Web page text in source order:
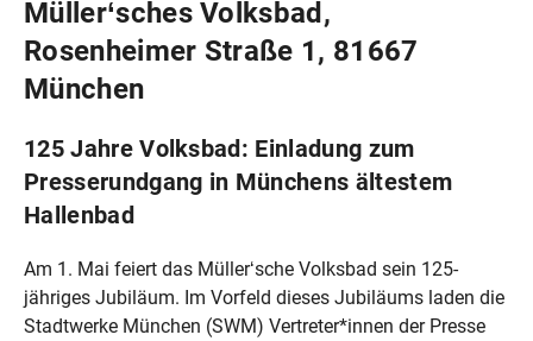
Müller‘sches Volksbad,
Rosenheimer Straße 1, 81667
München
125 Jahre Volksbad: Einladung zum
Presserundgang in Münchens ältestem
Hallenbad
Am 1. Mai feiert das Müller‘sche Volksbad sein 125-
jähriges Jubiläum. Im Vorfeld dieses Jubiläums laden die
Stadtwerke München (SWM) Vertreter*innen der Presse